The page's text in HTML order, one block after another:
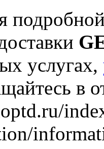
услугах,
в